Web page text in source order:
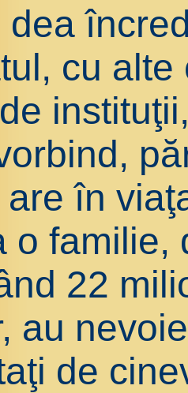
dea
cu
în
o familie,
22
au
de